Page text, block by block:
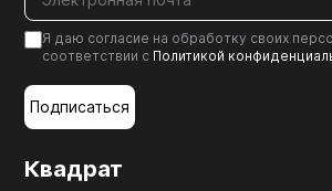
Квадрат
Я даю согласие на обработку своих
соответствии с Политикой
Подписаться